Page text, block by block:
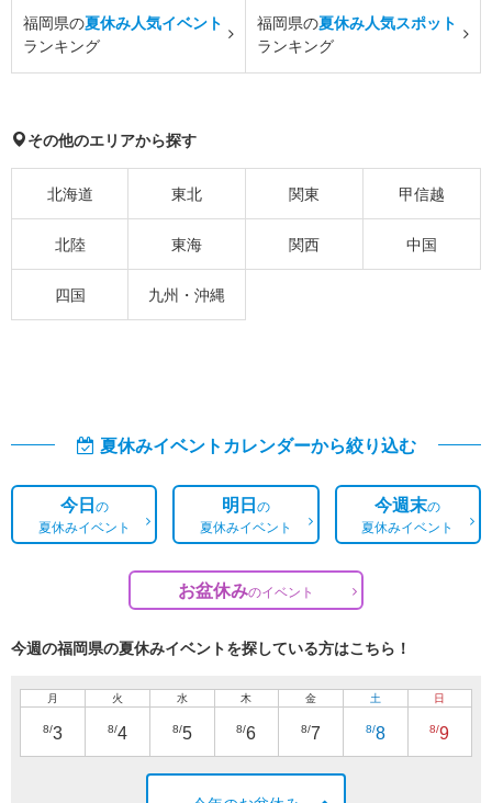
福岡県の夏休み人気イベント
ランキング
福岡県の夏休み人気スポット
ランキング
その他のエリアから探す
北海道 東北 関東 甲信越
北陸 東海 関西 中国
四国 九州・沖縄
夏休みイベントカレンダーから絞り込む
今日の
夏休みイベント
明日の
夏休みイベント
今週末の
夏休みイベント
お盆休みのイベント
今週の福岡県の夏休みイベントを探している方はこちら！
月
8/3
火
8/4
水
8/5
木
8/6
金
8/7
土
8/8
日
8/9